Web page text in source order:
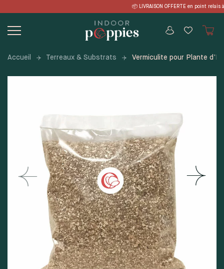
content
OFFERTE en point relais
Accueil Terreaux & Substrats Vermiculite pour Plante